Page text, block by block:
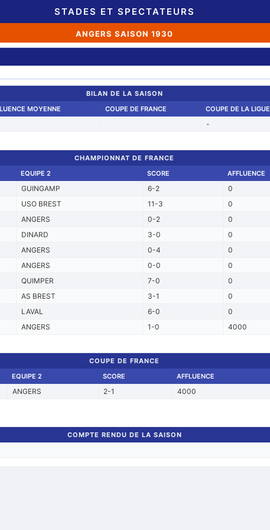
STADES ET SPECTATEURS
ANGERS SAISON 1930
BILAN DE LA SAISON
MOYENNE COUPE DE FRANCE COUPE DE LA LIGUE
-
CHAMPIONNAT DE FRANCE
EQUIPE 2 SCORE AFFLUENCE
GUINGAMP 6-2
0
USO BREST 11-3
0
ANGERS 0-2
0
DINARD 3-0
0
ANGERS 0-4
0
ANGERS 0-0
0
QUIMPER 7-0
0
AS BREST 3-1
0
LAVAL 6-0
0
ANGERS 1-0 4000
COUPE DE FRANCE
EQUIPE 2 SCORE AFFLUENCE
ANGERS 2-1 4000
COMPTE RENDU DE LA SAISON